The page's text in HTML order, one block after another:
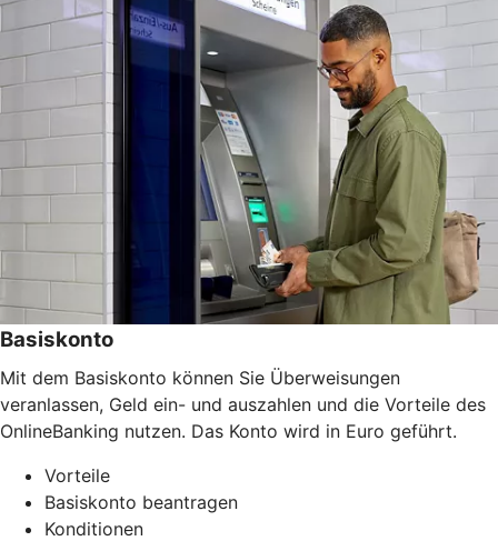
Basiskonto
Mit dem Basiskonto können Sie Überweisungen
veranlassen, Geld ein- und auszahlen und die Vorteile des
OnlineBanking nutzen. Das Konto wird in Euro geführt.
Vorteile
Basiskonto beantragen
Konditionen